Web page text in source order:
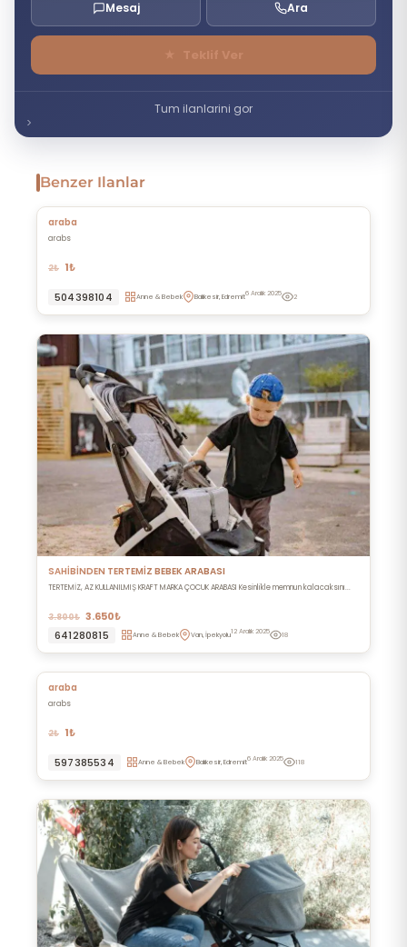
Mesaj Ara
Tum ilanlarini gor
Benzer Ilanlar
araba
arabs
2₺ 1₺
504398104 Anne & Bebek Balıkesir, Edremit6 Aralık 2025 2
SAHİBİNDEN TERTEMİZ BEBEK ARABASI
TERTEMİZ, AZ KULLANILMIŞ KRAFT MARKA ÇOCUK ARABASI Kesinlikle memnun kalacaksını...
3.800₺ 3.650₺
641280815
Anne & Bebek Van, İpekyolu12 Aralık 2025 18
araba
arabs
2₺ 1₺
597385534 Anne & Bebek Balıkesir, Edremit6 Aralık 2025 118